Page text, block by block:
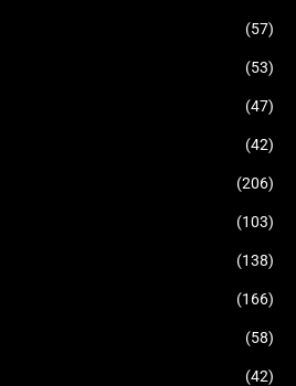
(57)
(53)
(47)
(42)
(206)
(103)
(138)
(166)
(58)
(42)